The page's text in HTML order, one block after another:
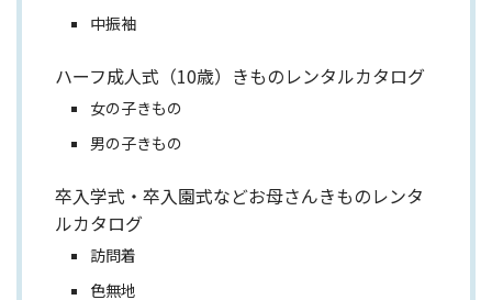
中振袖
ハーフ成人式（10歳）きものレンタルカタログ
女の子きもの
男の子きもの
卒入学式・卒入園式などお母さんきものレンタ
ルカタログ
訪問着
色無地